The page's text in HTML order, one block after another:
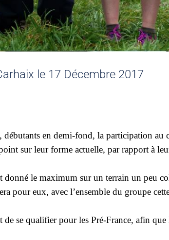
le 17 Décembre 2017
débutants en demi-fond, la participation
sur leur forme actuelle, par rapport à
donné le maximum sur un terrain un peu
pour eux, avec l’ensemble du groupe
se qualifier pour les Pré-France, afin